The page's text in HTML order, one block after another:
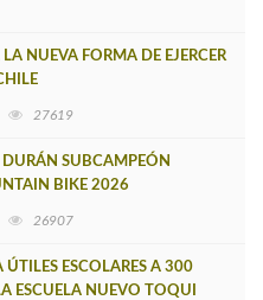
LA NUEVA FORMA DE EJERCER
27619
SUBCAMPEÓN
BIKE 2026
26907
ÚTILES ESCOLARES A 300
ESCUELA NUEVO TOQUI